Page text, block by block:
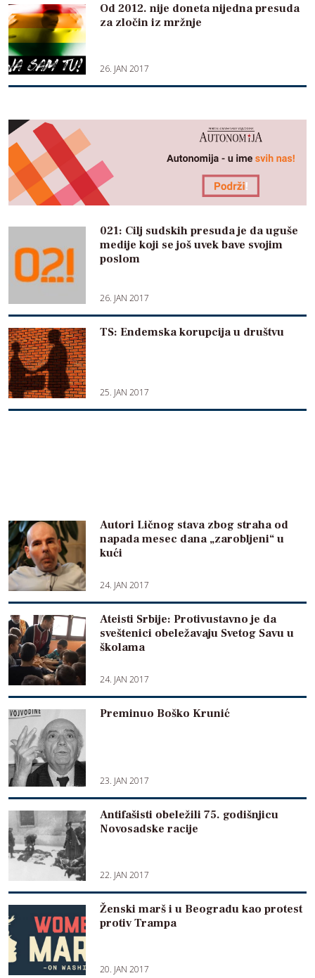
Od 2012. nije doneta nijedna presuda
za zločin iz mržnje
26. JAN 2017
021: Cilj sudskih presuda je da uguše
medije koji se još uvek bave svojim
poslom
26. JAN 2017
TS: Endemska korupcija u društvu
25. JAN 2017
Autori Ličnog stava zbog straha od
napada mesec dana „zarobljeni“ u
kući
24. JAN 2017
Ateisti Srbije: Protivustavno je da
sveštenici obeležavaju Svetog Savu u
školama
24. JAN 2017
Preminuo Boško Krunić
23. JAN 2017
Antifašisti obeležili 75. godišnjicu
Novosadske racije
22. JAN 2017
Ženski marš i u Beogradu kao protest
protiv Trampa
20. JAN 2017